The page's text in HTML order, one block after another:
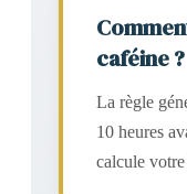
caféine ?
La règle
10 heures
calcule